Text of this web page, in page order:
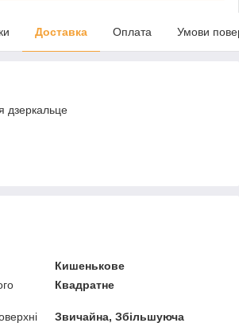
Доставка Оплата Умови
дзеркальце
Кишенькове
Квадратне
Звичайна, Збільшуюча